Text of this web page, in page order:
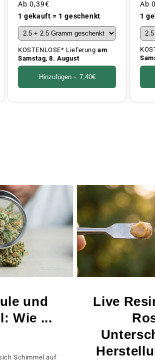
Üblicher
Preis
Ab 0,39€
1 gekauft = 1 geschenkt
KOSTENLOSE* Lieferungam
Samstag, 8. August
Hinzufügen -. 7,40€
Ab
1
und
Wie ...
Schimmel auf
Live